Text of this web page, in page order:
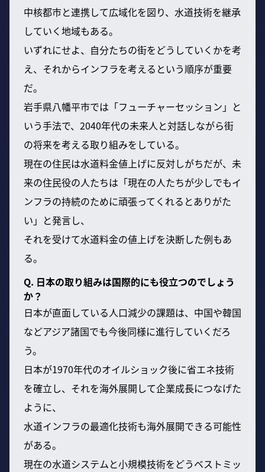
中核都市と連携して広域化を図り、水道技術を継承
していく地域もある。
いずれにせよ、自分たちの街をどうしていくかを考
え、それからインフラを考えるという順序が重要
だ。
岩手県八幡平市では「フューチャーセッション」と
いう手法で、2040年代の未来人と対話しながら街
の将来を考える取り組みをしている。
現在の住民は水道料金値上げに反対しがちだが、未
来の住民役の人たちは「現在の人たちが少しでもイ
ンフラの持続のために頑張ってくれるとありがた
い」と発言し、
それを受けて水道料金の値上げを決断した例もあ
る。
Q. 日本の取り組みは国際的にも役立つのでしょう
か？
日本が直面している人口減少の課題は、中国や韓国
などアジア諸国でも今後同様に進行していくだろ
う。
日本が1970年代のオイルショック後に省エネ技術
を確立し、それを海外展開して企業成長につなげた
ように、
水道インフラの最適化技術も海外展開できる可能性
がある。
現在の水道システムと小規模技術をどうベストミッ